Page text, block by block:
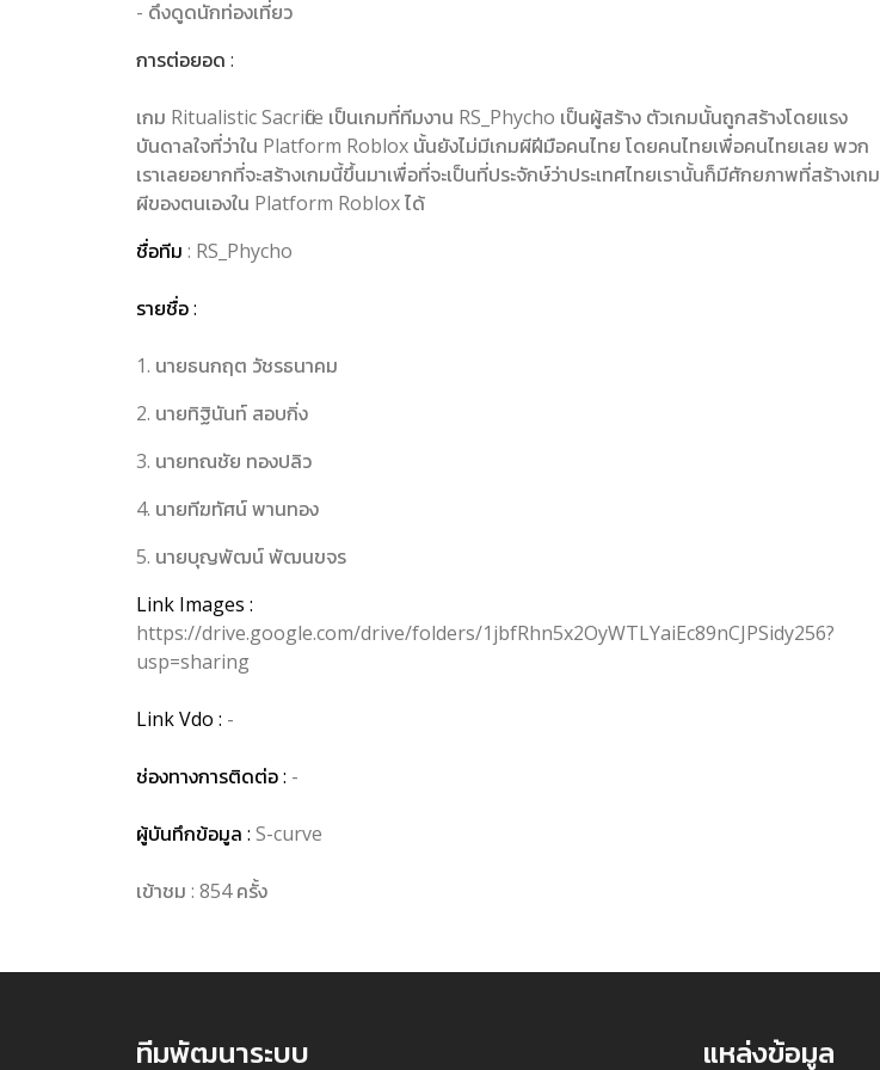
- ดึงดูดนักท่องเที่ยว
การต่อยอด :
เกม Ritualistic Sacrifice เป็นเกมที่ทีมงาน RS_Phycho เป็นผู้สร้าง ตัวเกมนั้นถูกสร้างโดยแรง
บันดาลใจที่ว่าใน Platform Roblox นั้นยังไม่มีเกมผีฝีมือคนไทย โดยคนไทยเพื่อคนไทยเลย พวก
เราเลยอยากที่จะสร้างเกมนี้ขึ้นมาเพื่อที่จะเป็นที่ประจักษ์ว่าประเทศไทยเรานั้นก็มีศักยภาพที่สร้างเกม
ผีของตนเองใน Platform Roblox ได้
ชื่อทีม : RS_Phycho
รายชื่อ :
1. นายธนกฤต วัชรธนาคม
2. นายทิฐินันท์ สอบกิ่ง
3. นายทณชัย ทองปลิว
4. นายทีฆทัศน์ พานทอง
5. นายบุญพัฒน์ พัฒนขจร
Link Images :
https://drive.google.com/drive/folders/1jbfRhn5x2OyWTLYaiEc89nCJPSidy256?
usp=sharing
Link Vdo : -
ช่องทางการติดต่อ : -
ผู้บันทึกข้อมูล : S-curve
เข้าชม : 854 ครั้ง
ทีมพัฒนาระบบ แหล่งข้อมูล